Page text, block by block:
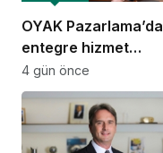
OYAK Pazarlama’da
entegre hizmet
ekosistemi kuruluyor
4 gün önce